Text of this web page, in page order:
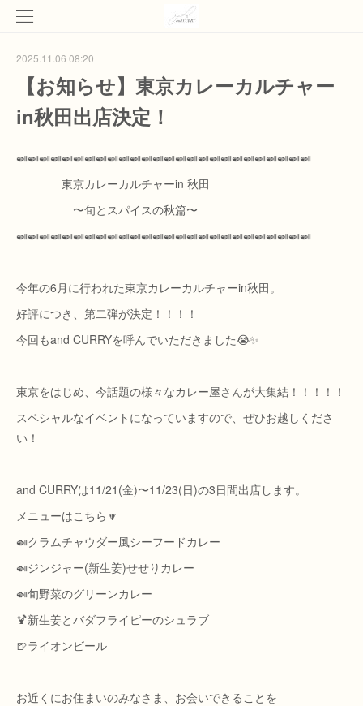
2025.11.06 08:20
【お知らせ】東京カレーカルチャー
in秋田出店決定！
🍛🍛🍛🍛🍛🍛🍛🍛🍛🍛🍛🍛🍛🍛🍛🍛🍛🍛🍛🍛🍛🍛🍛🍛🍛🍛
東京カレーカルチャーin 秋田
〜旬とスパイスの秋篇〜
🍛🍛🍛🍛🍛🍛🍛🍛🍛🍛🍛🍛🍛🍛🍛🍛🍛🍛🍛🍛🍛🍛🍛🍛🍛🍛
今年の6月に行われた東京カレーカルチャーin秋田。
好評につき、第二弾が決定！！！！
今回もand CURRYを呼んでいただきました😭✨
東京をはじめ、今話題の様々なカレー屋さんが大集結！！！！！
スペシャルなイベントになっていますので、ぜひお越しくださ
い！
and CURRYは11/21(金)〜11/23(日)の3日間出店します。
メニューはこちら🔽
🍛クラムチャウダー風シーフードカレー
🍛ジンジャー(新生姜)せせりカレー
🍛旬野菜のグリーンカレー
🍹新生姜とバダフライピーのシュラブ
🍺ライオンビール
お近くにお住まいのみなさま、お会いできることを